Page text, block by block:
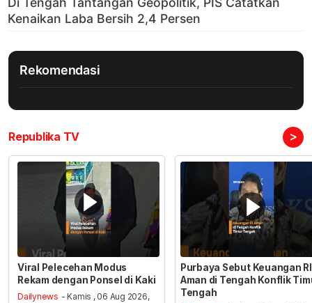
Rekomendasi
Republika TV >
Viral Pelecehan Modus
Rekam dengan Ponsel di Kaki
Dailynews - Kamis , 06 Aug 2026,
Purbaya Sebut Keuangan RI
Aman di Tengah Konflik
Tengah